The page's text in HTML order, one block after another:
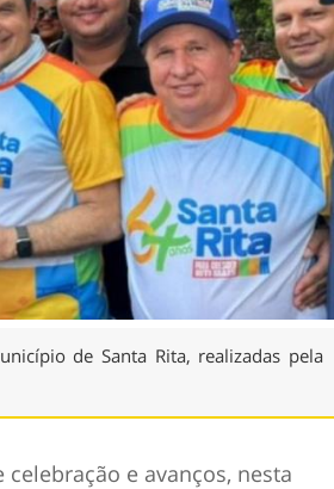
de Santa Rita, realizadas pela
e avanços, nesta